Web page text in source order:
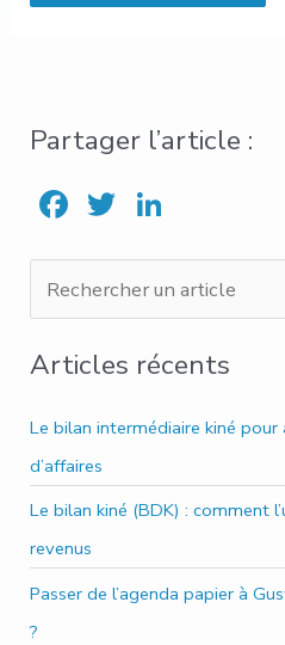
Partager l’article :
F
e
b
o
T
it
te
r
ke
dI
n
e
c
e
r
c
h
e
r
Articles récents
Le bilan intermédiaire kiné
d’affaires
Le bilan kiné (BDK) : comment
revenus
Passer de l’agenda papier à
?